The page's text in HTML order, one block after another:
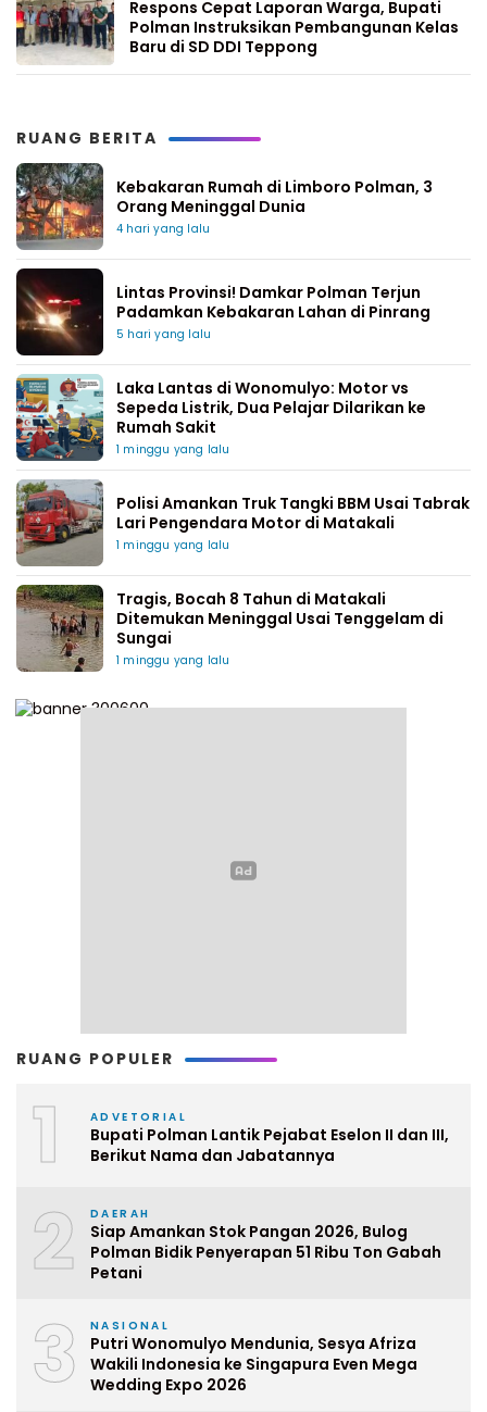
Respons Cepat Laporan Warga, Bupati
Polman Instruksikan Pembangunan Kelas
Baru di SD DDI Teppong
RUANG BERITA
Kebakaran Rumah di Limboro Polman, 3
Orang Meninggal Dunia
4 hari yang lalu
Lintas Provinsi! Damkar Polman Terjun
Padamkan Kebakaran Lahan di Pinrang
5 hari yang lalu
Laka Lantas di Wonomulyo: Motor vs
Sepeda Listrik, Dua Pelajar Dilarikan ke
Rumah Sakit
1 minggu yang lalu
Polisi Amankan Truk Tangki BBM Usai Tabrak
Lari Pengendara Motor di Matakali
1 minggu yang lalu
Tragis, Bocah 8 Tahun di Matakali
Ditemukan Meninggal Usai Tenggelam di
Sungai
1 minggu yang lalu
RUANG POPULER
1 ADVETORIAL
Bupati Polman Lantik Pejabat Eselon II dan III,
Berikut Nama dan Jabatannya
2 DAERAH
Siap Amankan Stok Pangan 2026, Bulog
Polman Bidik Penyerapan 51 Ribu Ton Gabah
Petani
3 NASIONAL
Putri Wonomulyo Mendunia, Sesya Afriza
Wakili Indonesia ke Singapura Even Mega
Wedding Expo 2026